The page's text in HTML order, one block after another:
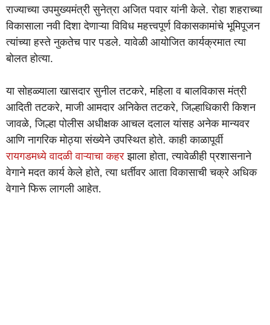
राज्याच्या उपमुख्यमंत्री सुनेत्रा अजित पवार यांनी केले. रोहा शहराच्या
विकासाला नवी दिशा देणाऱ्या विविध महत्त्वपूर्ण विकासकामांचे भूमिपूजन
त्यांच्या हस्ते नुकतेच पार पडले. यावेळी आयोजित कार्यक्रमात त्या
बोलत होत्या.
या सोहळ्याला खासदार सुनील तटकरे, महिला व बालविकास मंत्री
आदिती तटकरे, माजी आमदार अनिकेत तटकरे, जिल्हाधिकारी किशन
जावळे, जिल्हा पोलीस अधीक्षक आचल दलाल यांसह अनेक मान्यवर
आणि नागरिक मोठ्या संख्येने उपस्थित होते. काही काळापूर्वी
रायगडमध्ये वादळी वाऱ्याचा कहर झाला होता, त्यावेळीही प्रशासनाने
वेगाने मदत कार्य केले होते, त्या धर्तीवर आता विकासाची चक्रे अधिक
वेगाने फिरू लागली आहेत.